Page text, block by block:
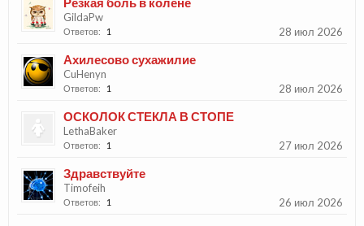
GildaPw
Ответов: 1 28 июл 2026
Ахилесово сухажилие
CuHenyn
Ответов: 1 28 июл 2026
ОСКОЛОК СТЕКЛА В СТОПЕ
LethaBaker
Ответов: 1 27 июл 2026
Здравствуйте
Timofeih
Ответов: 1 26 июл 2026